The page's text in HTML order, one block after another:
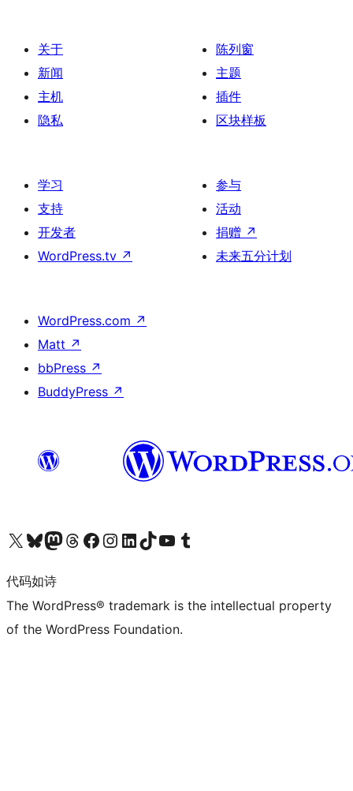
关于
新闻
主机
隐私
陈列窗
主题
插件
区块样板
学习
支持
开发者
WordPress.tv ↗
参与
活动
捐赠 ↗
未来五分计划
WordPress.com ↗
Matt ↗
bbPress ↗
BuddyPress ↗
关注我们的 X（原 Twitter）账号访问我们的 Bluesky 账号关注我们的 Mastodon 账号访问我们的 Threads 账号 访问我们的 Facebook 公共主页关注我们的 Instagram 账号 关注我们的 LinkedIn 主页访问我们的 TikTok 账号访问我们的 YouTube 频道 访问我们的 Tumblr 账号
代码如诗
The WordPress® trademark is the intellectual property
of the WordPress Foundation.